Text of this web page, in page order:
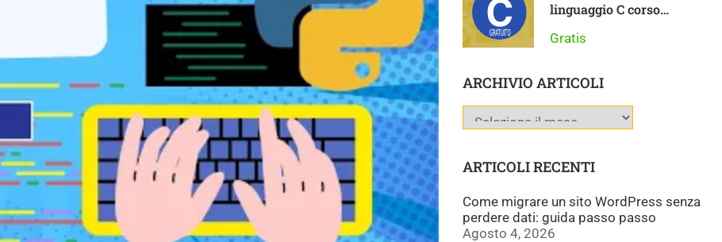
linguaggio C corso
gratuito
Gratis
ARCHIVIO ARTICOLI
ARTICOLI RECENTI
Come migrare un sito WordPress senza
perdere dati: guida passo passo
Agosto 4, 2026